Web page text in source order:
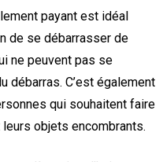
payant est idéal
de se débarrasser de
ne peuvent pas se
débarras. C’est également
qui souhaitent faire
objets encombrants.